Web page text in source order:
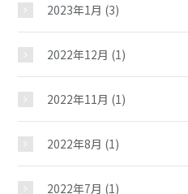
2023年1月 (3)
2022年12月 (1)
2022年11月 (1)
2022年8月 (1)
2022年7月 (1)